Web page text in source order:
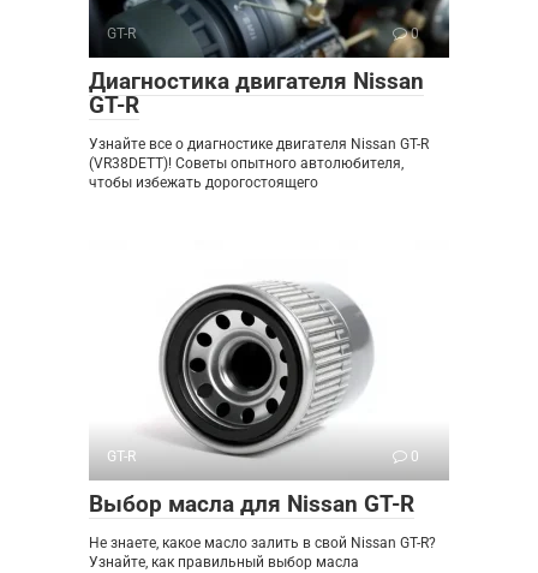
GT-R 0
Диагностика двигателя Nissan
GT-R
Узнайте все о диагностике двигателя Nissan GT-R
(VR38DETT)! Советы опытного автолюбителя,
чтобы избежать дорогостоящего
GT-R 0
Выбор масла для Nissan GT-R
Не знаете, какое масло залить в свой Nissan GT-R?
Узнайте, как правильный выбор масла